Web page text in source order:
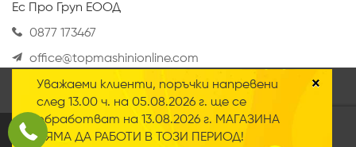
×
Уважаеми клиенти, поръчки напревени
след 13.00 ч. на 05.08.2026 г. ще се
обработват на 13.08.2026 г. МАГАЗИНА
НЯМА ДА РАБОТИ В ТОЗИ ПЕРИОД!
Ес Про Груп ЕООД
0877 173467
office@topmashinionline.com
Вижте повече
2020 © Всички права запазени
Нашият онлайн магазин използва така
наречените „Бисквитки“ Научете повече за
нашатаполитика за поверителност.
Приемам